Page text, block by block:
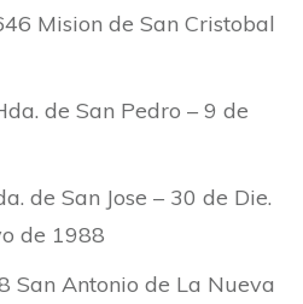
Mision de San Cristobal
de San Pedro – 9 de
de San Jose – 30 de Die.
de 1988
San Antonio de La Nueva